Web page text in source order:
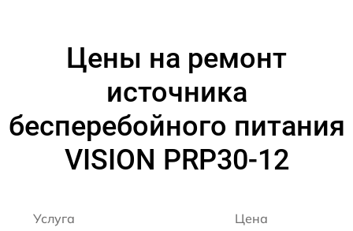
Цены на ремонт
источника
бесперебойного питания
VISION PRP30-12
Услуга Цена